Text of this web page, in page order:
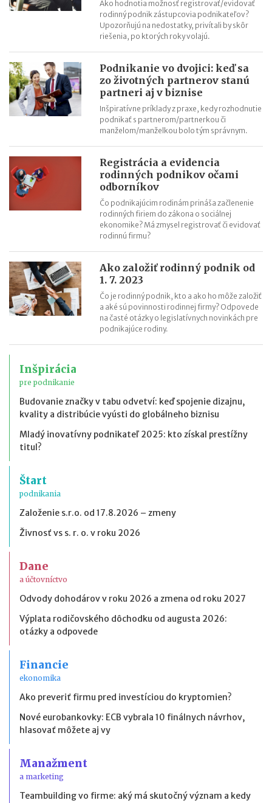
ChatGPT, Gemini a ďalšie AI nástroje: daňové povinnosti pri
Ako hodnotia možnosť registrovať/evidovať
rodinný podnik zástupcovia podnikateľov?
Upozorňujú na nedostatky, privítali by skôr
riešenia, po ktorých roky volajú.
Podnikanie vo dvojici: keď sa
zo životných partnerov stanú
partneri aj v biznise
Inšpiratívne príklady z praxe, kedy rozhodnutie
podnikať s partnerom/partnerkou či
manželom/manželkou bolo tým správnym.
Registrácia a evidencia
rodinných podnikov očami
odborníkov
Čo podnikajúcim rodinám prináša začlenenie
rodinných firiem do zákona o sociálnej
ekonomike? Má zmysel registrovať či evidovať
rodinnú firmu?
Ako založiť rodinný podnik od
1. 7. 2023
Čo je rodinný podnik, kto a ako ho môže založiť
a aké sú povinnosti rodinnej firmy? Odpovede
na časté otázky o legislatívnych novinkách pre
podnikajúce rodiny.
Inšpirácia
pre podnikanie
Budovanie značky v tabu odvetví: keď spojenie dizajnu,
kvality a distribúcie vyústi do globálneho biznisu
Mladý inovatívny podnikateľ 2025: kto získal prestížny
titul?
Štart
podnikania
Založenie s.r.o. od 17.8.2026 – zmeny
Živnosť vs s. r. o. v roku 2026
Dane
a účtovníctvo
Odvody dohodárov v roku 2026 a zmena od roku 2027
Výplata rodičovského dôchodku od augusta 2026:
otázky a odpovede
Financie
ekonomika
Ako preveriť firmu pred investíciou do kryptomien?
Nové eurobankovky: ECB vybrala 10 finálnych návrhov,
hlasovať môžete aj vy
Manažment
a marketing
Teambuilding vo firme: aký má skutočný význam a kedy